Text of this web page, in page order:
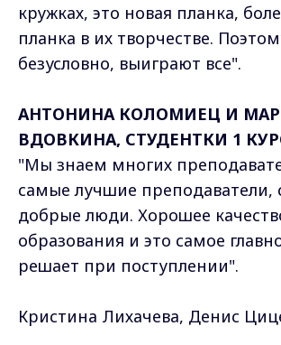
кружках, это новая планка,
планка в их творчестве.
безусловно, выиграют все".
АНТОНИНА КОЛОМИЕЦ И
ВДОВКИНА, СТУДЕНТКИ 1
"Мы знаем многих
самые лучшие преподаватели,
добрые люди. Хорошее
образования и это самое
решает при поступлении".
Кристина Лихачева, Денис